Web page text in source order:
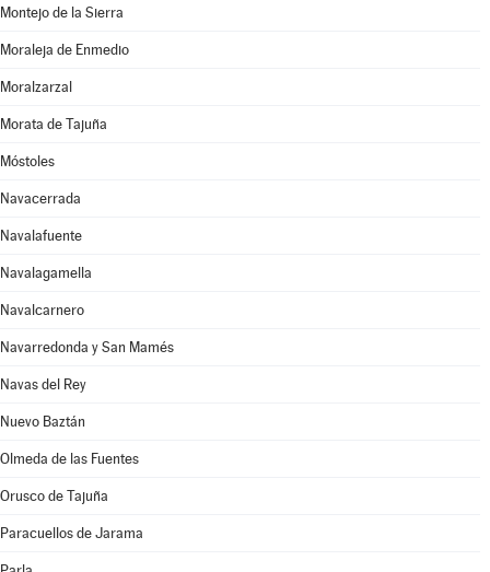
Montejo de la Sierra
Moraleja de Enmedio
Moralzarzal
Morata de Tajuña
Móstoles
Navacerrada
Navalafuente
Navalagamella
Navalcarnero
Navarredonda y San Mamés
Navas del Rey
Nuevo Baztán
Olmeda de las Fuentes
Orusco de Tajuña
Paracuellos de Jarama